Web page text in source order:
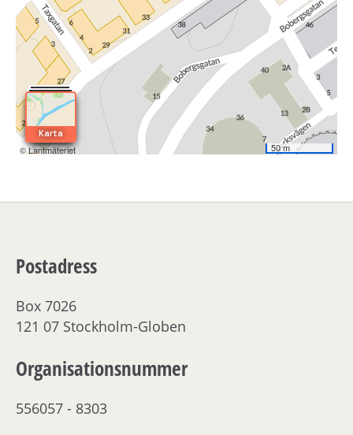
Postadress
Box 7026
121 07 Stockholm-Globen
Organisationsnummer
556057 - 8303